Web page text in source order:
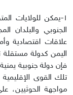
١-يمكن للولايات
الجنوبي والبلدان
علاقات اقتصادية
اليمن كدولة
فإن دولة جنوبية
تلك القوى
مواجهة الحوثيين،